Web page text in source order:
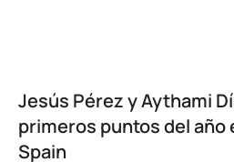
Jesús Pérez y Aythami
primeros puntos del año
Spain